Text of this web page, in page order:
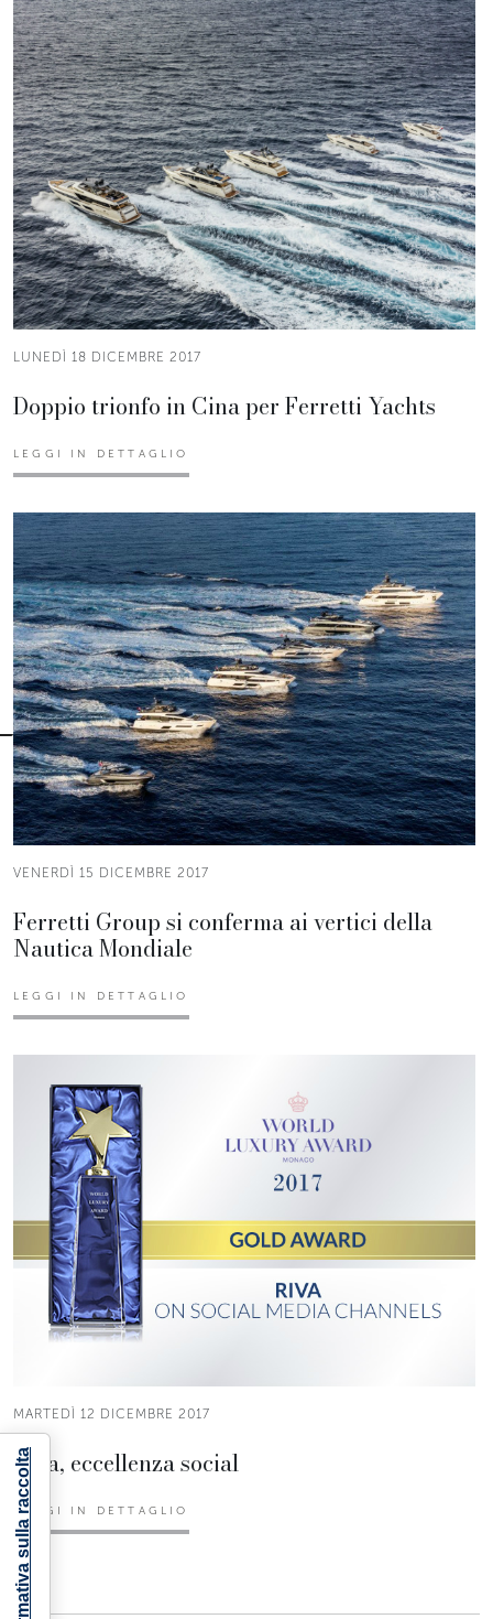
LUNEDÌ 18 DICEMBRE 2017
Doppio trionfo in Cina per Ferretti Yachts
LEGGI IN DETTAGLIO
VENERDÌ 15 DICEMBRE 2017
Ferretti Group si conferma ai vertici della
Nautica Mondiale
LEGGI IN DETTAGLIO
MARTEDÌ 12 DICEMBRE 2017
Riva, eccellenza social
LEGGI IN DETTAGLIO
Informativa sulla raccolta